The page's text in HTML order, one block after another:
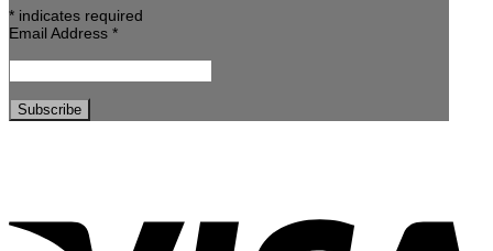
* indicates required
Email Address *